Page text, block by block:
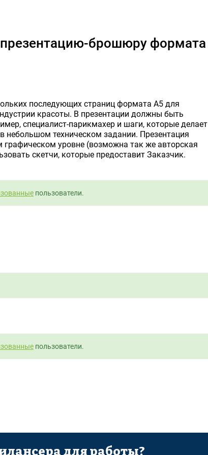
последующих страниц формата А5 для
красоты. В презентации должны быть
специалист-парикмахер и шаги, которые делает
небольшом техническом задании. Презентация
уровне (возможна так же авторская
скетчи, которые предоставит Заказчик.
пользователи.
пользователи.
для работы?